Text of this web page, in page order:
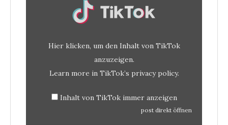
Hier klicken, um den Inhalt von TikTok
anzuzeigen.
Learn more in TikTok’s privacy policy.
Inhalt von TikTok immer anzeigen
post direkt öffnen